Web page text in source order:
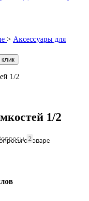
> Аксессуары для
1/2
2